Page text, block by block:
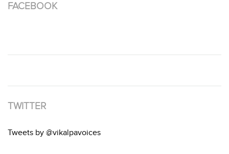
FACEBOOK
TWITTER
Tweets by @vikalpavoices